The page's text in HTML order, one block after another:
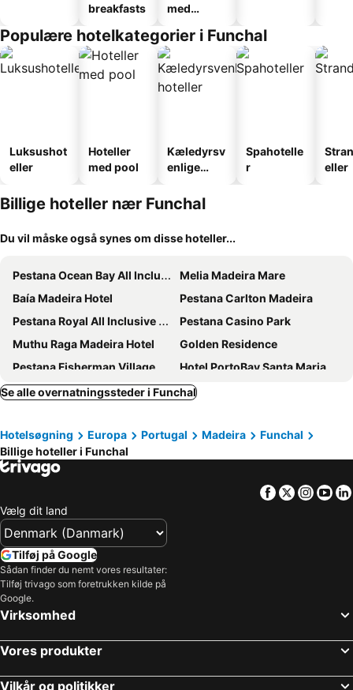
breakfasts
med
Populære hotelkategorier i Funchal
Luksushot
eller
Hoteller
med pool
Kæledyrsv
enlige
Spahotelle
r
eller
Billige hoteller nær Funchal
Du vil måske også synes om disse hoteller...
Pestana Ocean Bay All Inclusive
Melia Madeira Mare
Baía Madeira Hotel
Pestana Carlton Madeira
Pestana Royal All Inclusive Ocean & Spa Resort
Pestana Casino Park
Muthu Raga Madeira Hotel
Golden Residence
Pestana Fisherman Village
Hotel PortoBay Santa Maria - PortoBay - Adults Only
TUI BLUE Madeira Gardens
Pestana Promenade
Quinta da Penha de Franca
Hotel Madeira
The Editory Garden Carmo Funchal
NEXT - by Savoy Signature
Barceló Funchal Oldtown
Vidamar Resorts Madeira
Vila Baleira Funchal
Savoy Palace
Allegro Madeira - Adults Only
Hotel Duas Torres
Pestana Village
The Editory Ocean Way Funchal
Hotel Escola
Pestana Churchill Bay
Se alle overnatningssteder i Funchal
Hotelsøgning Europa Portugal Madeira
Funchal
Billige hoteller i Funchal
Facebook
Twitter
Vælg dit land
Tilføj på Google
Sådan finder du nemt vores resultater:
Tilføj trivago som foretrukken kilde på
Google.
Virksomhed
Vores produkter
Vilkår og politikker